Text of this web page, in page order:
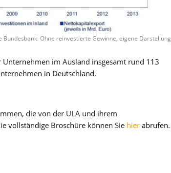
Bundesbank. Ohne reinvestierte Gewinne, eigene Darstellung
im Ausland insgesamt rund 113
in Deutschland.
die von der ULA und ihrem
vollständige Broschüre können Sie hier abrufen.